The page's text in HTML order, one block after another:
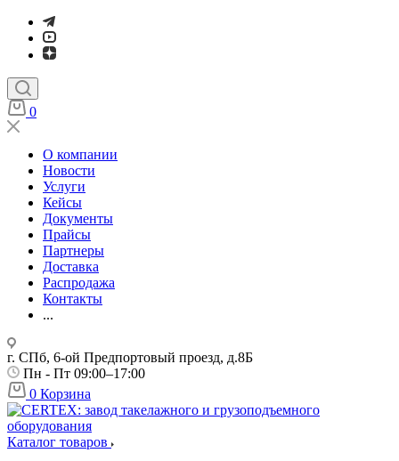
0
О компании
Новости
Услуги
Кейсы
Документы
Прайсы
Партнеры
Доставка
Распродажа
Контакты
...
г. СПб, 6-ой Предпортовый проезд, д.8Б
Пн - Пт 09:00–17:00
0 Корзина
Каталог товаров